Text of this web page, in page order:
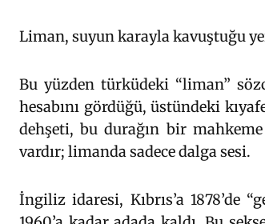
Liman, suyun karayla kavuştuğu
Bu yüzden türküdeki “liman”
hesabını gördüğü, üstündeki
dehşeti, bu durağın bir
vardır; limanda sadece dalga sesi.
İngiliz idaresi, Kıbrıs’a 1878’de